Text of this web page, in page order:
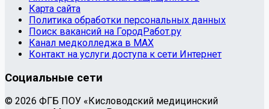
Карта сайта
Политика обработки персональных данных
Поиск вакансий на ГородРабот.ру
Канал медколледжа в MAX
Контакт на услуги доступа к сети Интернет
Социальные сети
© 2026 ФГБ ПОУ «Кисловодский медицинский